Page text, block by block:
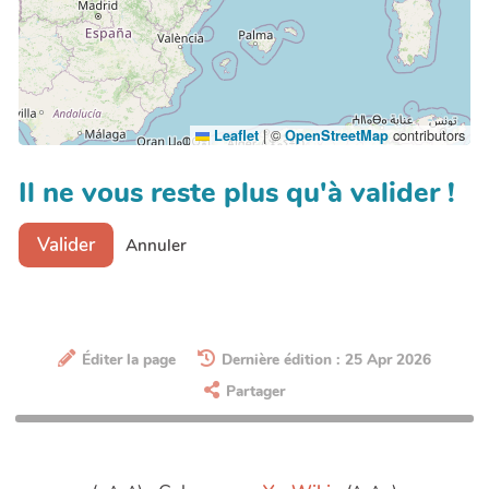
Leaflet |©OpenStreetMap contributors
Il ne vous reste plus qu'à valider !
Valider Annuler
Éditer la page
Dernière édition : 25 Apr 2026
Partager